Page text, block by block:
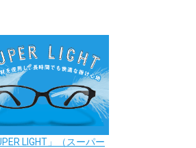
LIGHT」（スーパー